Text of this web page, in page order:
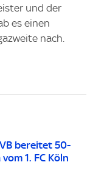
und der
es einen
nach.
bereitet 50-
1. FC Köln